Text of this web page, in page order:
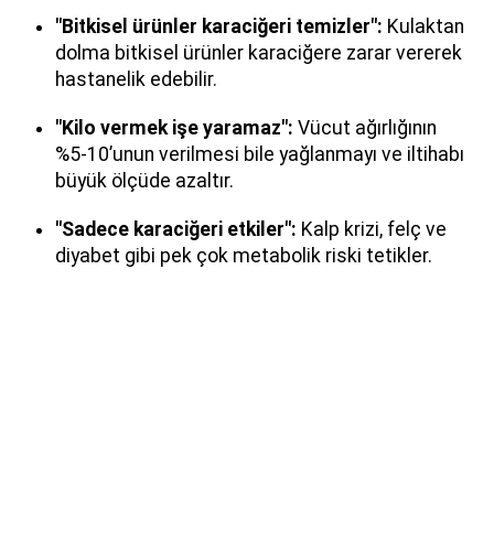
"Bitkisel ürünler karaciğeri temizler": Kulaktan
dolma bitkisel ürünler karaciğere zarar vererek
hastanelik edebilir.
"Kilo vermek işe yaramaz": Vücut ağırlığının
%5-10’unun verilmesi bile yağlanmayı ve iltihabı
büyük ölçüde azaltır.
"Sadece karaciğeri etkiler": Kalp krizi, felç ve
diyabet gibi pek çok metabolik riski tetikler.